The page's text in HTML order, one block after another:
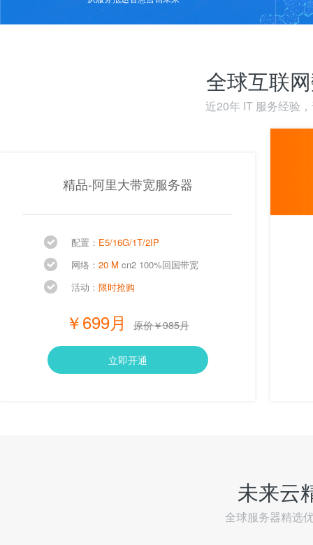
全球互联
近20年 IT 服务经验
精品-阿里大带宽服务器
配置： E5/16G/1T/2IP
网络： 20 M cn2 100%回国带宽
活动： 限时抢购
￥699月 原价￥985月
立即开通
未来云
全球服务器精选